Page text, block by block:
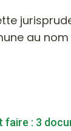
au
faire : 3